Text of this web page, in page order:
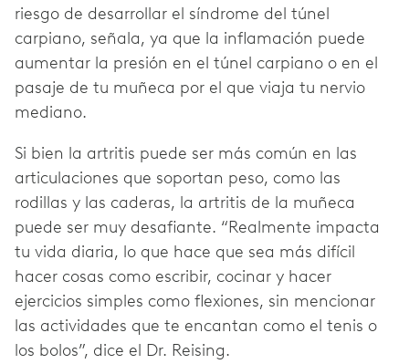
riesgo de desarrollar el síndrome del túnel
carpiano, señala, ya que la inflamación puede
aumentar la presión en el túnel carpiano o en el
pasaje de tu muñeca por el que viaja tu nervio
mediano.
Si bien la artritis puede ser más común en las
articulaciones que soportan peso, como las
rodillas y las caderas, la artritis de la muñeca
puede ser muy desafiante. “Realmente impacta
tu vida diaria, lo que hace que sea más difícil
hacer cosas como escribir, cocinar y hacer
ejercicios simples como flexiones, sin mencionar
las actividades que te encantan como el tenis o
los bolos”, dice el Dr. Reising.